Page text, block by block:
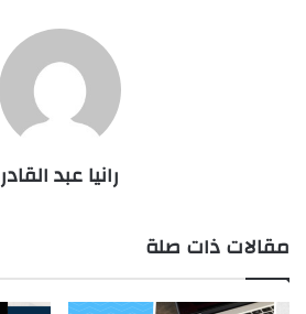
رانيا عبد القادر
مقالات ذات صلة